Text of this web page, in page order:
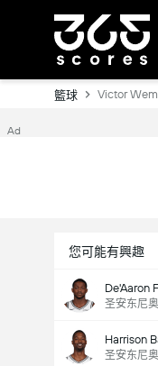
籃球 Victor
Ad
您可能有興趣
De'Aaron
圣安东尼
Harrison
圣安东尼